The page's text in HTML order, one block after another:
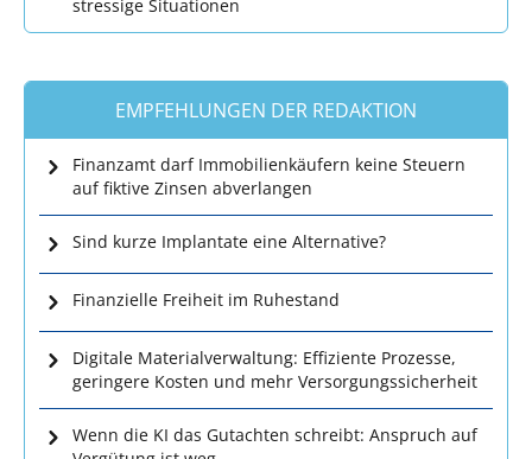
stressige Situationen
EMPFEHLUNGEN DER REDAKTION
Finanzamt darf Immobilienkäufern keine Steuern
auf fiktive Zinsen abverlangen
Sind kurze Implantate eine Alternative?
Finanzielle Freiheit im Ruhestand
Digitale Materialverwaltung: Effiziente Prozesse,
geringere Kosten und mehr Versorgungssicherheit
Wenn die KI das Gutachten schreibt: Anspruch auf